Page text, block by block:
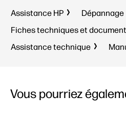
Assistance HP
Dépannage
Fiches techniques et
Assistance technique
Vous pourriez